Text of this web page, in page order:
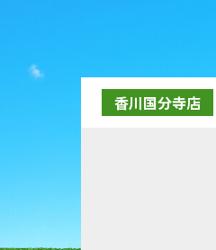
香川国分寺店